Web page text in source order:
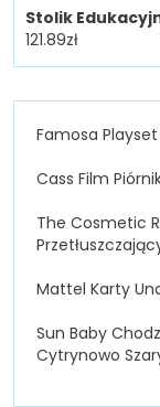
Stolik
121.89zł
Famosa
Cass Film
The Cosmetic
Mattel Karty
Sun Baby
Cytrynowo